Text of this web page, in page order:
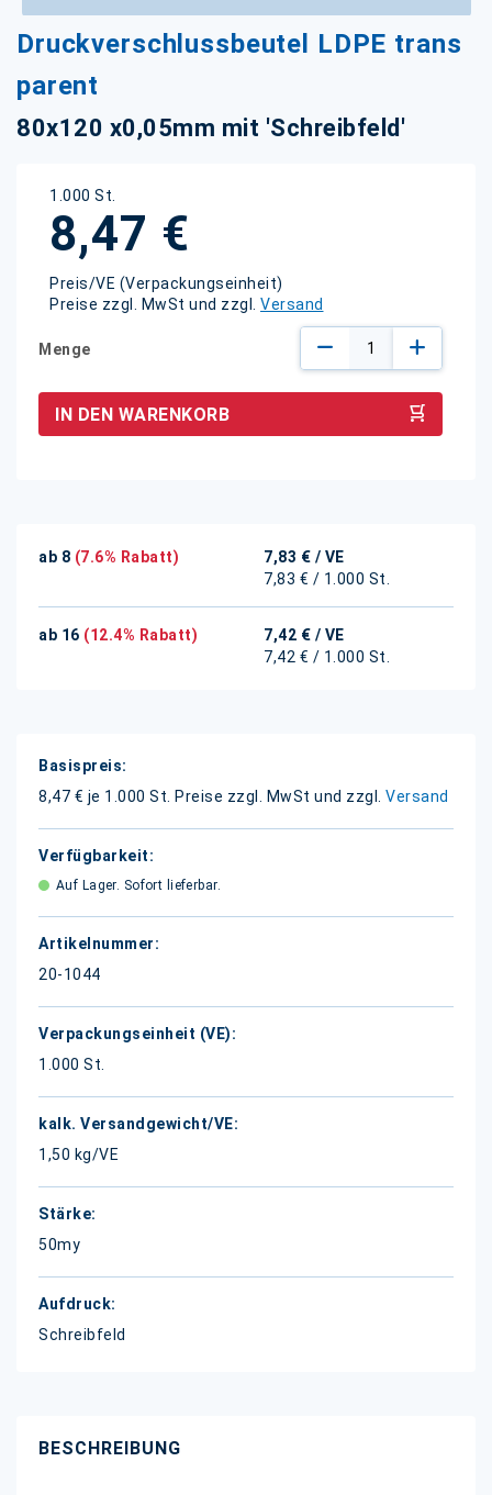
Druckverschlussbeutel LDPE trans
parent
80x120 x0,05mm mit 'Schreibfeld'
1.000 St.
8,47 €
Preis/VE (Verpackungseinheit)
Preise zzgl. MwSt und zzgl. Versand
Menge
IN DEN WARENKORB
ab 8 (7.6% Rabatt) 7,83 € / VE
7,83 € / 1.000 St.
ab 16 (12.4% Rabatt) 7,42 € / VE
7,42 € / 1.000 St.
Weitere
Informationen
8,47 € je 1.000 St. Preise zzgl. MwSt und zzgl. Versand
Auf Lager. Sofort lieferbar.
20-1044
1.000 St.
1,50 kg/VE
50my
Schreibfeld
Anfang
Bildgalerie
springen
BESCHREIBUNG